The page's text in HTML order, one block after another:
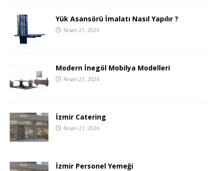
Yük Asansörü İmalatı Nasıl Yapılır ?
Nisan 21, 2026
Modern İnegöl Mobilya Modelleri
Nisan 21, 2026
İzmir Catering
Nisan 21, 2026
İzmir Personel Yemeği